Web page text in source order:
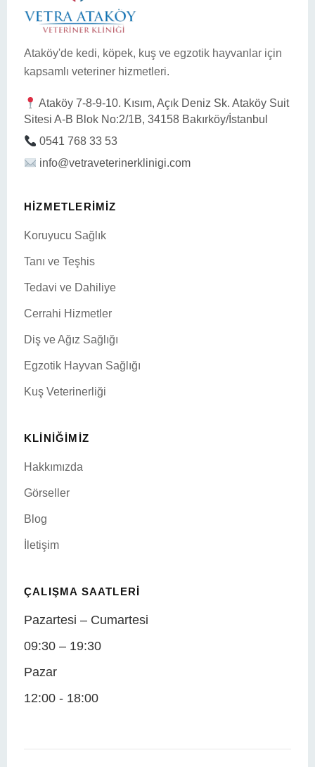
Ataköy'de kedi, köpek, kuş ve egzotik hayvanlar için
kapsamlı veteriner hizmetleri.
Ataköy 7-8-9-10. Kısım, Açık Deniz Sk. Ataköy Suit
Sitesi A-B Blok No:2/1B, 34158 Bakırköy/İstanbul
0541 768 33 53
info@vetraveterinerklinigi.com
HIZMETLERIMIZ
Koruyucu Sağlık
Tanı ve Teşhis
Tedavi ve Dahiliye
Cerrahi Hizmetler
Diş ve Ağız Sağlığı
Egzotik Hayvan Sağlığı
Kuş Veterinerliği
KLINIĞIMIZ
Hakkımızda
Görseller
Blog
İletişim
ÇALIŞMA SAATLERI
Pazartesi – Cumartesi
09:30 – 19:30
Pazar
12:00 - 18:00